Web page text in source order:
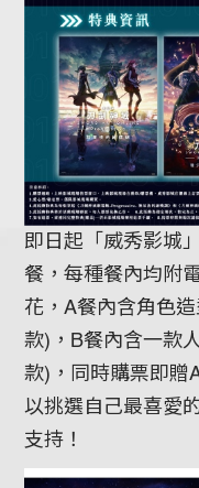
即日起「威秀影城
餐，每種餐內均附
花，A餐內含角色
款)，B餐內含一款
款)，同時購票即贈
以挑選自己最喜愛
支持！